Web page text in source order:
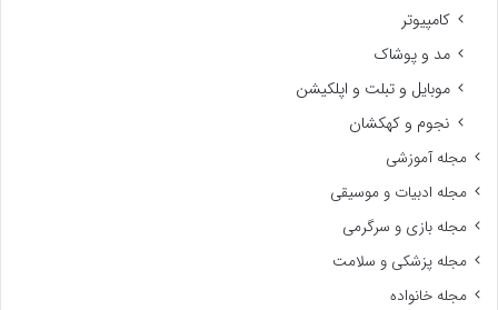
کامپیوتر
مد و پوشاک
موبایل و تبلت و اپلکیشن
نجوم و کهکشان
مجله آموزشی
مجله ادبیات و موسیقی
مجله بازی و سرگرمی
مجله پزشکی و سلامت
مجله خانواده